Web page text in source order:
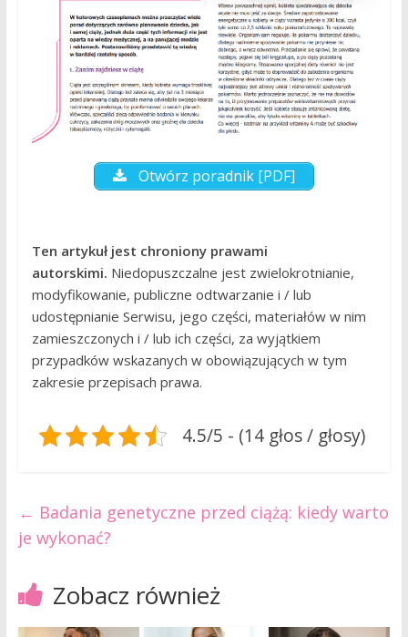
Otwórz poradnik [PDF]
Ten artykuł jest chroniony prawami
autorskimi. Niedopuszczalne jest zwielokrotnianie,
modyfikowanie, publiczne odtwarzanie i / lub
udostępnianie Serwisu, jego części, materiałów w nim
zamieszczonych i / lub ich części, za wyjątkiem
przypadków wskazanych w obowiązujących w tym
zakresie przepisach prawa.
4.5/5 - (14 głos / głosy)
← Badania genetyczne przed ciążą: kiedy warto
je wykonać?
Zobacz również